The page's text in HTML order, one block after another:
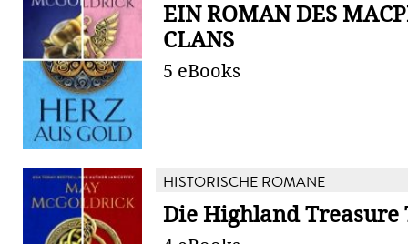
EIN ROMAN DES
CLANS
5 eBooks
HISTORISCHE ROMANE
Die Highland Treasure